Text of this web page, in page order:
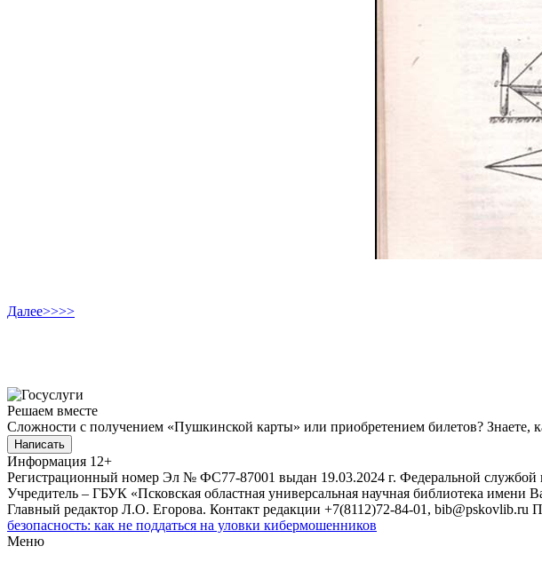
Далее>>>>
Решаем вместе
Сложности с получением «Пушкинской карты» или приобретением билетов? Знаете,
Написать
Информация 12+
Регистрационный номер Эл № ФС77-87001 выдан 19.03.2024 г. Федеральной
Учредитель – ГБУК «Псковская областная универсальная научная библиотека имени
Главный редактор Л.О. Егорова. Контакт редакции +7(8112)72-84-01, bib@pskovlib.ru
безопасность: как не поддаться на уловки кибермошенников
Меню